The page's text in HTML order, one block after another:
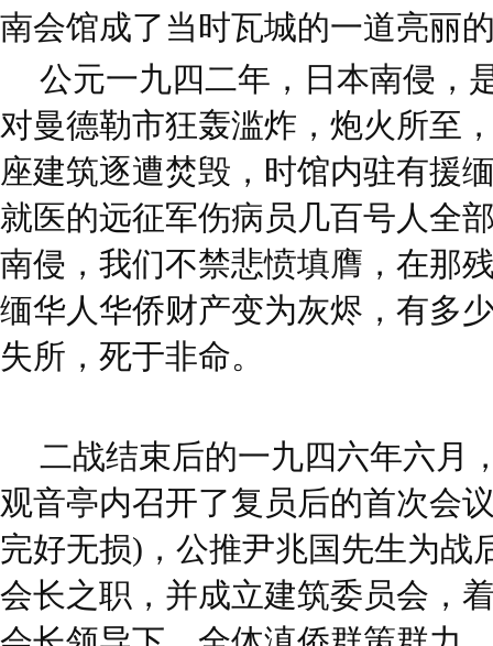
南会馆成了当时瓦城的一道亮丽
公元一九四二年，日本南侵，
对曼德勒市狂轰滥炸，炮火所至
座建筑逐遭焚毁，时馆内驻有援
就医的远征军伤病员几百号人全
南侵，我们不禁悲愤填膺，在那
缅华人华侨财产变为灰烬，有多
失所，死于非命。
二战结束后的一九四六年六月
观音亭内召开了复员后的首次会
完好无损)，公推尹兆国先生为战
会长之职，并成立建筑委员会，